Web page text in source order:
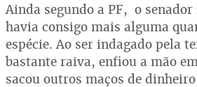
Ainda segundo a PF, o
havia consigo mais alguma
espécie. Ao ser indagado pela
bastante raiva, enfiou a mão
sacou outros maços de